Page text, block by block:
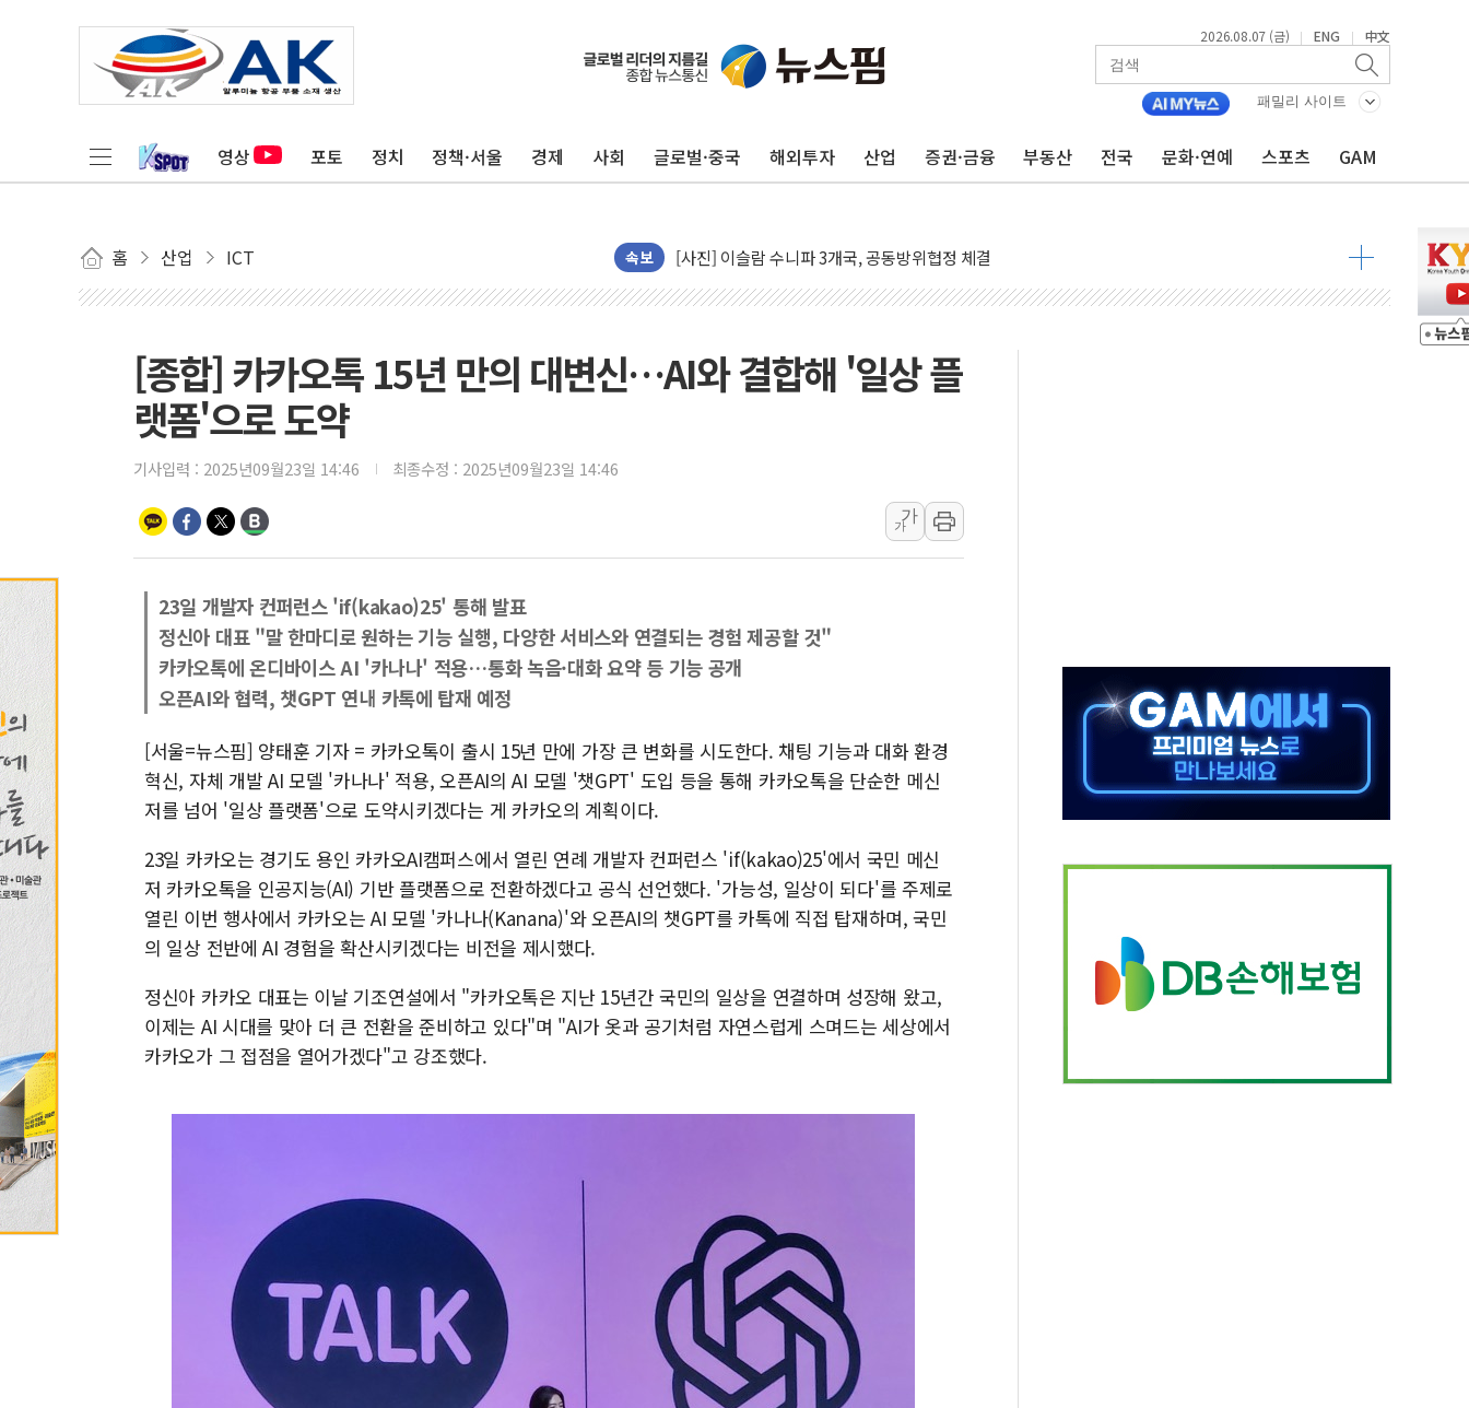
2026.08.07 (금) | ENG | 中文
패밀리 사이트
영상 포토 정치 정책·서울 경제 사회 글로벌·중국 해외투자 산업 증권·금융 부동산 전국 문화·연예 스포츠 GAM
홈 산업 ICT 속보
뉴욕증시 프리뷰, 美 고용 쇼크에 금리 인상 우려 후퇴…나스닥 선물 1%대 상승
[종합] 美 7월 고용 2만3000명 감소 '쇼크'…9월 금리 인상 기대 후퇴
뉴욕증시 개장 전 특징주...아틀라시안·클라우드플레어·태양광주↑ VS 트레이드데스크·웬디스↓
보훈부, 미 DPAA와 MOU… "6·25 미군 실종자 7359명 끝까지 찾겠다"
특정 정치인 측근 포항시 정책특보 내정설...포항시 '시끌'
李 "해남 태양광, 대한민국 다음 100년 밑거름…수도권 집중 완화 전환점"
이란와이어 "이란 최고지도자 위독…곧 사망해도 놀랍지 않아"
남동발전, 해남군에 국내 최대 규모 400MW 태양광 착공…여의도 1.6배 규모
폭염 누그러지고 가뭄 숙지나...경북동해안권 8~9일 최대 100mm 호우
사우디·튀르키예·파키스탄, '공동방위협정' 체결… 수니파 국가들의 새 안보 협력 구도
신길동 신축도 3.3㎡당 7250만원…써밋 클라비온 59㎡ 18억원대
용산공원·그린벨트로 또 충돌…반복되는 국토부-서울시 '정책 엇박자'
[AI 부동산 투데이] 특공 전략도 '극과 극'…생애최초만 경쟁 치열
[종합] 카카오톡 15년 만의 대변신…AI와 결합해 '일상 플
랫폼'으로 도약
기사입력 : 2025년09월23일 14:46 최종수정 : 2025년09월23일 14:46
가
가
23일 개발자 컨퍼런스 'if(kakao)25' 통해 발표
정신아 대표 "말 한마디로 원하는 기능 실행, 다양한 서비스와 연결되는 경험 제공할 것"
카카오톡에 온디바이스 AI '카나나' 적용…통화 녹음·대화 요약 등 기능 공개
오픈AI와 협력, 챗GPT 연내 카톡에 탑재 예정
[서울=뉴스핌] 양태훈 기자 = 카카오톡이 출시 15년 만에 가장 큰 변화를 시도한다. 채팅 기능과 대화 환경
혁신, 자체 개발 AI 모델 '카나나' 적용, 오픈AI의 AI 모델 '챗GPT' 도입 등을 통해 카카오톡을 단순한 메신
저를 넘어 '일상 플랫폼'으로 도약시키겠다는 게 카카오의 계획이다.
23일 카카오는 경기도 용인 카카오AI캠퍼스에서 열린 연례 개발자 컨퍼런스 'if(kakao)25'에서 국민 메신
저 카카오톡을 인공지능(AI) 기반 플랫폼으로 전환하겠다고 공식 선언했다. '가능성, 일상이 되다'를 주제로
열린 이번 행사에서 카카오는 AI 모델 '카나나(Kanana)'와 오픈AI의 챗GPT를 카톡에 직접 탑재하며, 국민
의 일상 전반에 AI 경험을 확산시키겠다는 비전을 제시했다.
정신아 카카오 대표는 이날 기조연설에서 "카카오톡은 지난 15년간 국민의 일상을 연결하며 성장해 왔고,
이제는 AI 시대를 맞아 더 큰 전환을 준비하고 있다"며 "AI가 옷과 공기처럼 자연스럽게 스며드는 세상에서
카카오가 그 접점을 열어가겠다"고 강조했다.